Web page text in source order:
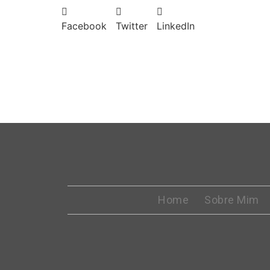
Facebook Twitter LinkedIn
Home Sobre Mim